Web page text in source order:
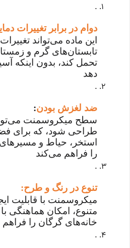
.
دوام در برابر تغییرات
این ماده می‌تواند
تابستان‌های گرم و
تحمل کند، بدون اینکه
دهد
.
ضد لغزش بودن:
سطح میکروسمنت
طراحی شود، که برای
استخر، حیاط و
را فراهم می‌کند
.
تنوع در رنگ و طرح:
میکروسمنت با قابلیت
متنوع، امکان هماهنگی
خانه‌های گرگان را
.